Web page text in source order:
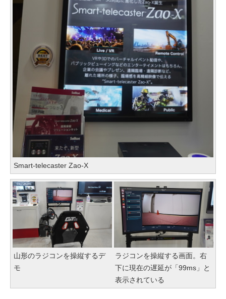
Smart-telecaster Zao-X
山形のラジコンを操縦するデ
モ
ラジコンを操縦する画面。右
下に現在の遅延が「99ms」と
表示されている